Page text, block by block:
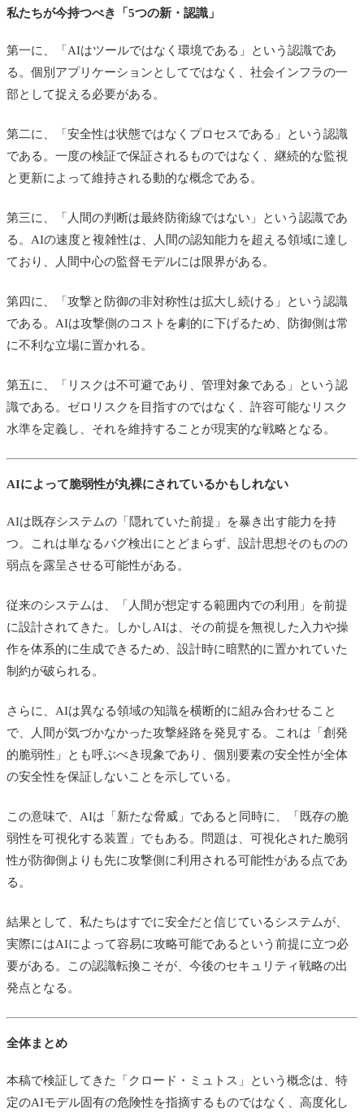
私たちが今持つべき「5つの新・認識」
第一に、「AIはツールではなく環境である」という認識であ
る。個別アプリケーションとしてではなく、社会インフラの一
部として捉える必要がある。
第二に、「安全性は状態ではなくプロセスである」という認識
である。一度の検証で保証されるものではなく、継続的な監視
と更新によって維持される動的な概念である。
第三に、「人間の判断は最終防衛線ではない」という認識であ
る。AIの速度と複雑性は、人間の認知能力を超える領域に達し
ており、人間中心の監督モデルには限界がある。
第四に、「攻撃と防御の非対称性は拡大し続ける」という認識
である。AIは攻撃側のコストを劇的に下げるため、防御側は常
に不利な立場に置かれる。
第五に、「リスクは不可避であり、管理対象である」という認
識である。ゼロリスクを目指すのではなく、許容可能なリスク
水準を定義し、それを維持することが現実的な戦略となる。
AIによって脆弱性が丸裸にされているかもしれない
AIは既存システムの「隠れていた前提」を暴き出す能力を持
つ。これは単なるバグ検出にとどまらず、設計思想そのものの
弱点を露呈させる可能性がある。
従来のシステムは、「人間が想定する範囲内での利用」を前提
に設計されてきた。しかしAIは、その前提を無視した入力や操
作を体系的に生成できるため、設計時に暗黙的に置かれていた
制約が破られる。
さらに、AIは異なる領域の知識を横断的に組み合わせること
で、人間が気づかなかった攻撃経路を発見する。これは「創発
的脆弱性」とも呼ぶべき現象であり、個別要素の安全性が全体
の安全性を保証しないことを示している。
この意味で、AIは「新たな脅威」であると同時に、「既存の脆
弱性を可視化する装置」でもある。問題は、可視化された脆弱
性が防御側よりも先に攻撃側に利用される可能性がある点であ
る。
結果として、私たちはすでに安全だと信じているシステムが、
実際にはAIによって容易に攻略可能であるという前提に立つ必
要がある。この認識転換こそが、今後のセキュリティ戦略の出
発点となる。
全体まとめ
本稿で検証してきた「クロード・ミュトス」という概念は、特
定のAIモデル固有の危険性を指摘するものではなく、高度化し